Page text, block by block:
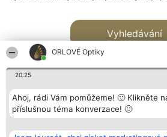
ORLOVÉ Optiky
20:25
Ahoj, rádi Vám pomůžeme! 🙂 Klikněte
příslušnou téma konverzace! 🙂
Vyhledávání
Bright Side Solutions sp. z o.
Vítězové